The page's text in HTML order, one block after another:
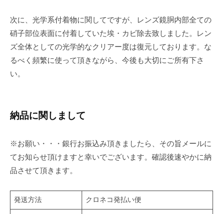
次に、光学系付着物に関してですが、レンズ鏡胴内部全ての
硝子部位表面に付着していた埃・カビ除去致しました。レン
ズ全体としての光学的なクリアー度は復元しております。な
るべく頻繁に使って頂きながら、今後も大切にご所有下さ
い。
納品に関しまして
※お願い・・・銀行お振込み頂きましたら、その旨メールに
てお知らせ頂けますと幸いでございます。確認後速やかに納
品させて頂きます。
発送方法 クロネコ発払い便